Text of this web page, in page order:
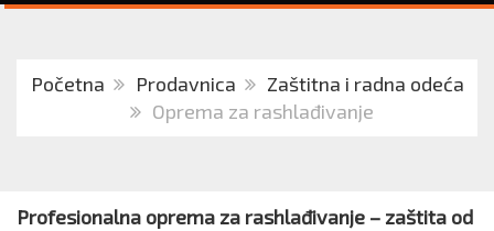
Početna Prodavnica
Zaštitna i radna odeća
Oprema za rashlađivanje
Profesionalna oprema za rashlađivanje – zaštita od